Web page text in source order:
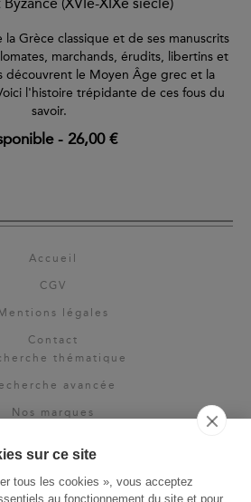
sur ce site
tous les cookies », vous acceptez
au fonctionnement du site et pour
la Grèce classique et de ses manuscrits
marchands, érudits, libertins et
découvrent le Moyen Âge grec et la
l'histoire trépidante de ces fous du
savoir.
- 26,00 €
Accueil
CGV
légales
Contact
thématique
avancée
Nos marques
Espace pro
Newsletter